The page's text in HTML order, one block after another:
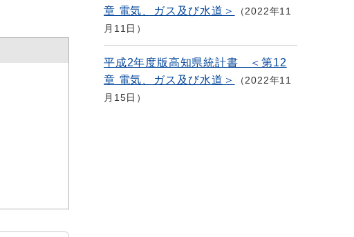
章 電気、ガス及び水道＞
2022年11
月11日
平成2年度版高知県統計書 ＜第12
章 電気、ガス及び水道＞
2022年11
月15日